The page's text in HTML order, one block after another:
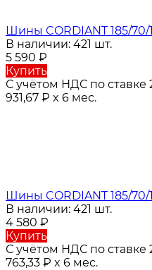
Шины CORDIANT 185/70/
В наличии: 421 шт.
5 590 ₽
Купить
С учётом НДС по ставке
931,67 ₽ x 6 мес.
Шины CORDIANT 185/70/
В наличии: 421 шт.
4 580 ₽
Купить
С учётом НДС по ставке
763,33 ₽ x 6 мес.